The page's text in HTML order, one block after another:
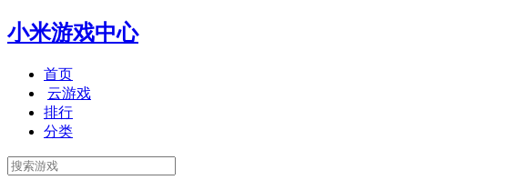
小米游戏中心
首页
云游戏
排行
分类